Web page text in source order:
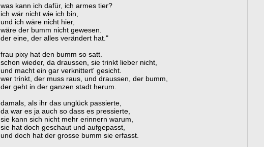
was kann ich dafür, ich armes tier?
ich wär nicht wie ich bin,
und ich wäre nicht hier,
wäre der bumm nicht gewesen.
der eine, der alles verändert hat."
frau pixy hat den bumm so satt.
schon wieder, da draussen, sie trinkt lieber nicht,
und macht ein gar verknittert' gesicht.
wer trinkt, der muss raus, und draussen, der bumm,
der geht in der ganzen stadt herum.
damals, als ihr das unglück passierte,
da war es ja auch so dass es pressierte,
sie kann sich nicht mehr erinnern warum,
sie hat doch geschaut und aufgepasst,
und doch hat der grosse bumm sie erfasst.